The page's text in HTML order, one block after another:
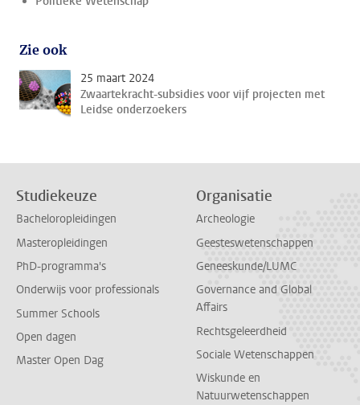
Zie ook
25 maart 2024
Zwaartekracht-subsidies voor vijf projecten met
Leidse onderzoekers
Studiekeuze
Bacheloropleidingen
Masteropleidingen
PhD-programma's
Onderwijs voor professionals
Summer Schools
Open dagen
Master Open Dag
Organisatie
Archeologie
Geesteswetenschappen
Geneeskunde/LUMC
Governance and Global
Affairs
Rechtsgeleerdheid
Sociale Wetenschappen
Wiskunde en
Natuurwetenschappen